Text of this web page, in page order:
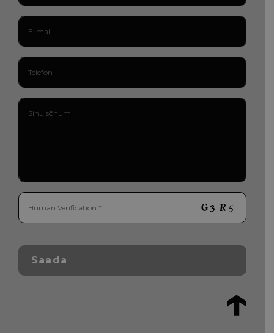
Saada